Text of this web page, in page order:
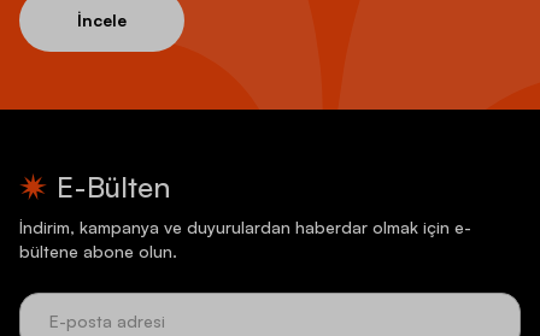
İncele
E-Bülten
İndirim, kampanya ve duyurulardan haberdar olmak için e-
bültene abone olun.